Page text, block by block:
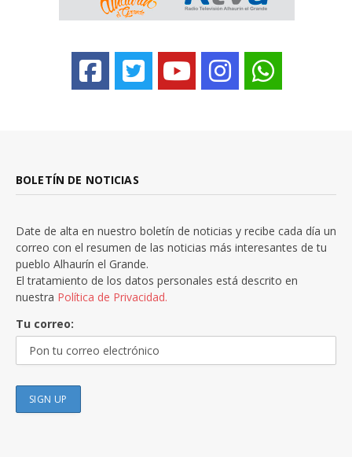
BOLETÍN DE NOTICIAS
Date de alta en nuestro boletín de noticias y recibe cada día un
correo con el resumen de las noticias más interesantes de tu
pueblo Alhaurín el Grande.
El tratamiento de los datos personales está descrito en
nuestra Política de Privacidad.
Tu correo: